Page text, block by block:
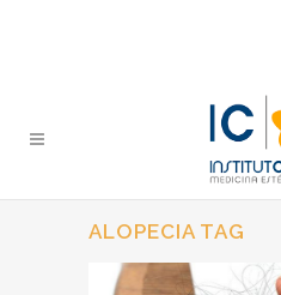
ALOPECIA TAG